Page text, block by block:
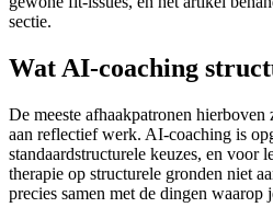
sectie.
Wat AI-coaching
De meeste afhaakpatronen
aan reflectief werk. AI-coaching is
standaardstructurele keuzes, en voor
therapie op structurele gronden niet
precies samen met de dingen waarop